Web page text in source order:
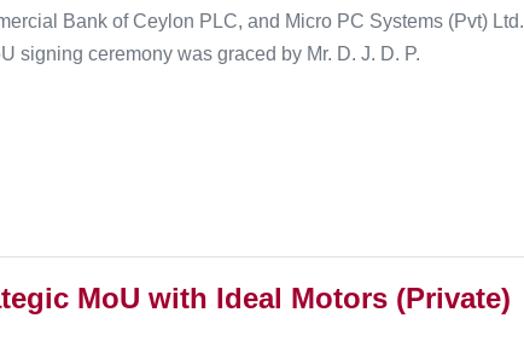
Bank of Ceylon PLC, and Micro PC Systems (Pvt) Ltd.
signing ceremony was graced by Mr. D. J. D. P.
MoU with Ideal Motors (Private)